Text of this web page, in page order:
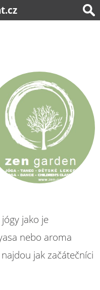
jako je
nebo aroma
jak začátečníci